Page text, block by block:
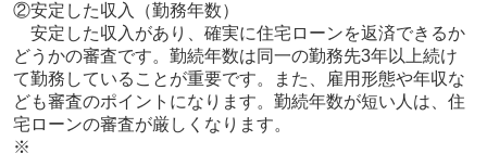
②安定した収入（勤務年数）
安定した収入があり、確実に住宅ローンを返済できるか
どうかの審査です。勤続年数は同一の勤務先3年以上続け
て勤務していることが重要です。また、雇用形態や年収な
ども審査のポイントになります。勤続年数が短い人は、住
宅ローンの審査が厳しくなります。
※